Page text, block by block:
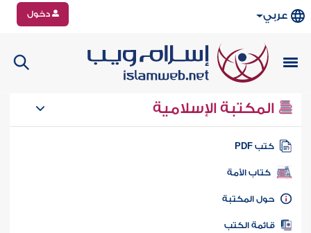
عربي دخول
المكتبة الإسلامية
كتب PDF
كتاب الأمة
المكتبة